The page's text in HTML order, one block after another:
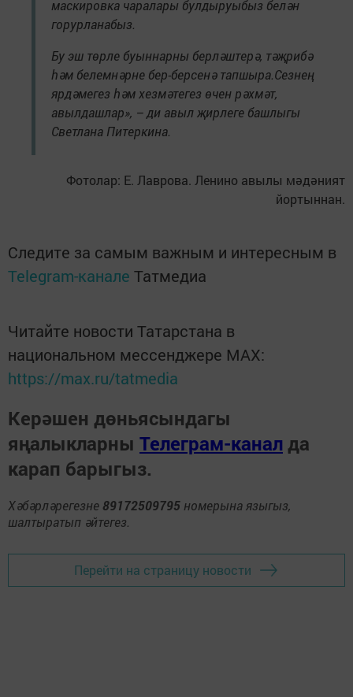
маскировка чаралары булдыруыбыз белән
горурланабыз.
Бу эш төрле буыннарны берләштерә, тәҗрибә
һәм белемнәрне бер-берсенә тапшыра.Сезнең
ярдәмегез һәм хезмәтегез өчен рәхмәт,
авылдашлар», – ди авыл җирлеге башлыгы
Светлана Питеркина.
Фотолар: Е. Лаврова. Ленино авылы мәдәният
йортыннан.
Следите за самым важным и интересным в
Telegram-канале Татмедиа
Читайте новости Татарстана в
национальном мессенджере MАХ:
https://max.ru/tatmedia
Керәшен дөньясындагы
яңалыкларны Телеграм-канал да
карап барыгыз.
Хәбәрләрегезне 89172509795 номерына языгыз,
шалтыратып әйтегез.
Перейти на страницу новости